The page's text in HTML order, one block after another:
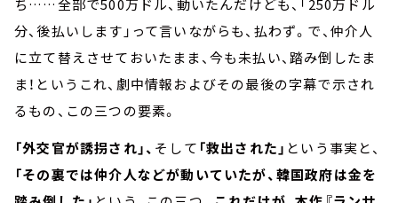
ち……全部で500万ドル、動いたんだけども、「250万ドル
分、後払いします」って言いながらも、払わず。で、仲介人
に立て替えさせておいたまま、今も未払い、踏み倒したま
ま！というこれ、劇中情報およびその最後の字幕で示され
るもの、この三つの要素。
「外交官が誘拐され」、 そして 「救出された」 という事実と、
「その裏では仲介人などが動いていたが、韓国政府は金を